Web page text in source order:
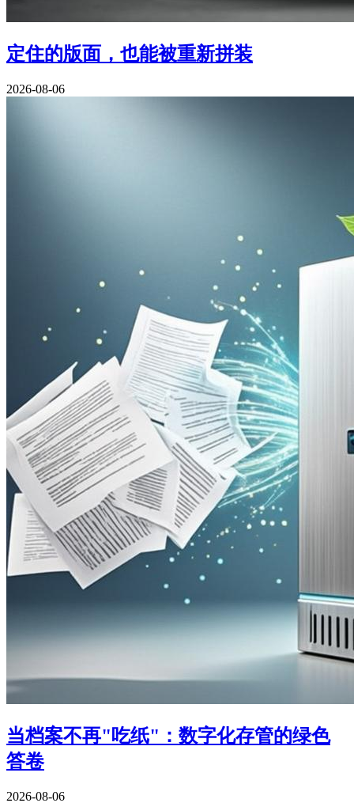
定住的版面，也能被重新拼装
2026-08-06
当档案不再"吃纸"：数字化存管的绿色
答卷
2026-08-06